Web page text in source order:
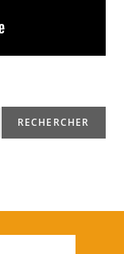
RECHERCHER